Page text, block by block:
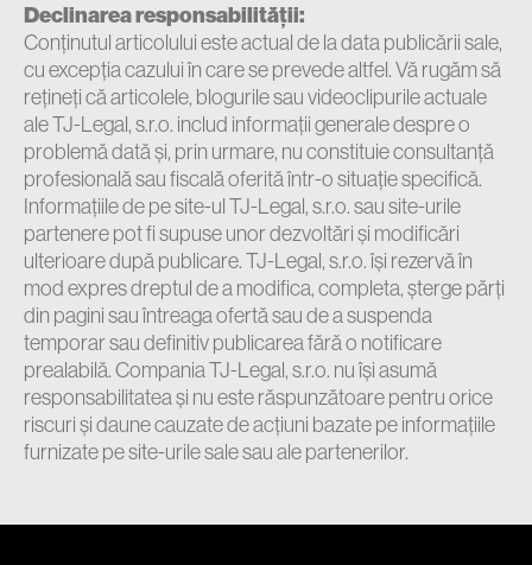
Declinarea responsabilității:
Conținutul articolului este actual de la data publicării sale,
cu excepția cazului în care se prevede altfel. Vă rugăm să
rețineți că articolele, blogurile sau videoclipurile actuale
ale TJ-Legal, s.r.o. includ informații generale despre o
problemă dată și, prin urmare, nu constituie consultanță
profesională sau fiscală oferită într-o situație specifică.
Informațiile de pe site-ul TJ-Legal, s.r.o. sau site-urile
partenere pot fi supuse unor dezvoltări și modificări
ulterioare după publicare. TJ-Legal, s.r.o. își rezervă în
mod expres dreptul de a modifica, completa, șterge părți
din pagini sau întreaga ofertă sau de a suspenda
temporar sau definitiv publicarea fără o notificare
prealabilă. Compania TJ-Legal, s.r.o. nu își asumă
responsabilitatea și nu este răspunzătoare pentru orice
riscuri și daune cauzate de acțiuni bazate pe informațiile
furnizate pe site-urile sale sau ale partenerilor.